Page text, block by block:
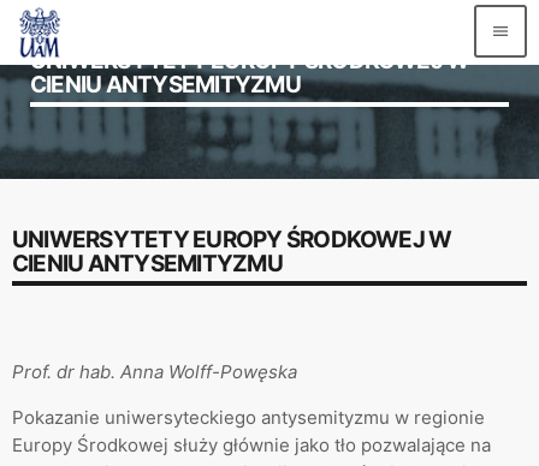
menu
Witaj, świecie!
MOST UPVOTED
UNIWERSYTETY EUROPY ŚRODKOWEJ W
CIENIU ANTYSEMITYZMU
UNIWERSYTETY EUROPY ŚRODKOWEJ W
CIENIU ANTYSEMITYZMU
Prof. dr hab. Anna Wolff-Powęska
Pokazanie uniwersyteckiego antysemityzmu w regionie
Europy Środkowej służy głównie jako tło pozwalające na